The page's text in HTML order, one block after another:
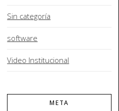
Sin categoría
software
Video Institucional
META